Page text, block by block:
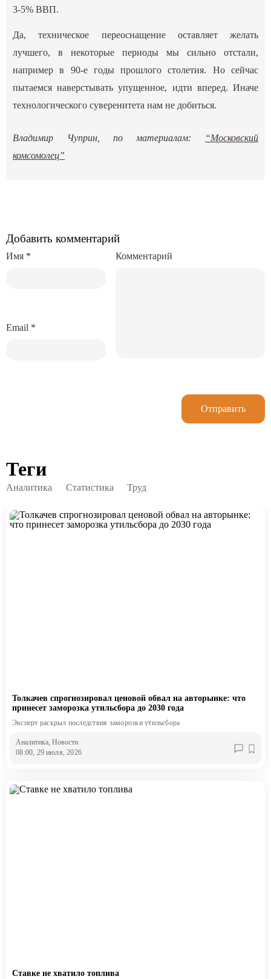
3-5% ВВП.
Да, техническое переоснащение оставляет желать
лучшего, в некоторые периоды мы сильно отстали,
например в 90-е годы прошлого столетия. Но сейчас
пытаемся наверстывать упущенное, идти вперед. Иначе
технологического суверенитета нам не добиться.
Владимир Чуприн, по материалам:
“Московский
комсомолец”
Добавить комментарий
Комментарий
Имя *
Email *
Отправить
Теги
Аналитика Статистика Труд
Толкачев спрогнозировал ценовой обвал на авторынке: что
принесет заморозка утильсбора до 2030 года
Эксперт раскрыл последствия заморозки утильсбора
Аналитика, Новости
08:00, 29 июля, 2026
Ставке не хватило топлива